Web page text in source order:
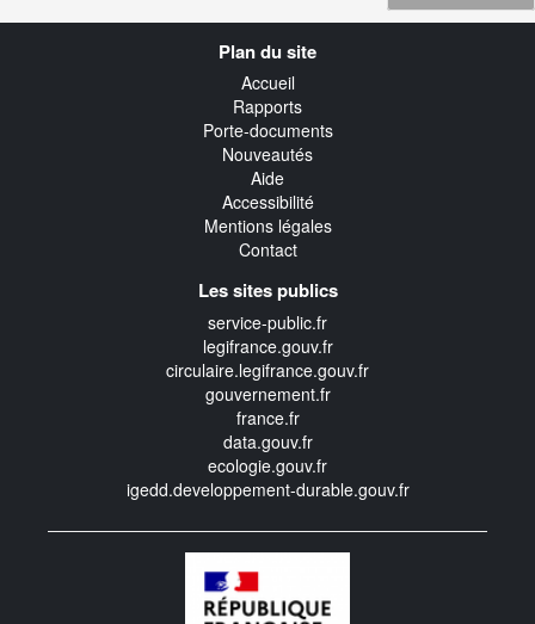
Plan du site
Accueil
Rapports
Porte-documents
Nouveautés
Aide
Accessibilité
Mentions légales
Contact
Les sites publics
service-public.fr
legifrance.gouv.fr
circulaire.legifrance.gouv.fr
gouvernement.fr
france.fr
data.gouv.fr
ecologie.gouv.fr
igedd.developpement-durable.gouv.fr